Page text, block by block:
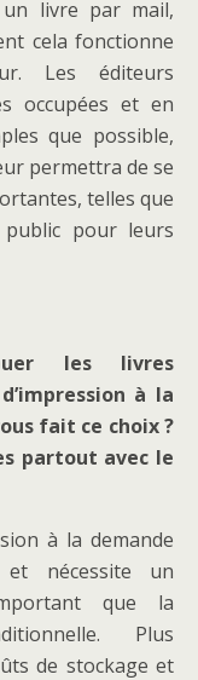
livre par mail,
cela fonctionne
Les éditeurs
occupées et en
que possible,
permettra de se
telles que
pour leurs
les livres
à la
fait ce choix ?
partout avec le
à la demande
nécessite un
que la
Plus
de stockage et